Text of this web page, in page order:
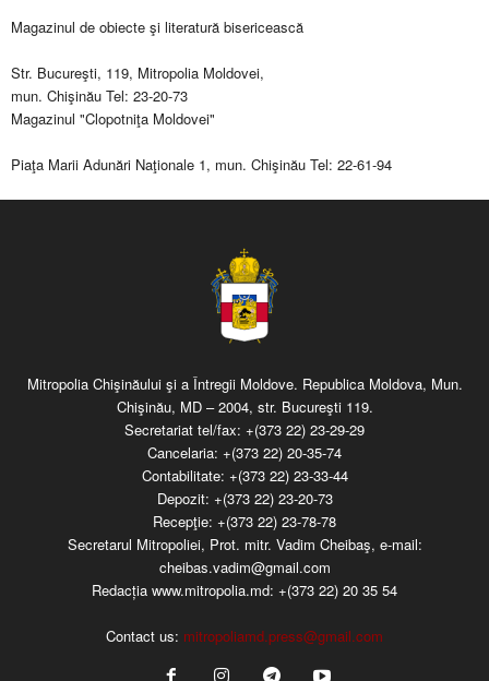
Magazinul de obiecte şi literatură bisericească
Str. Bucureşti, 119, Mitropolia Moldovei,
mun. Chişinău Tel: 23-20-73
Magazinul "Clopotniţa Moldovei"
Piaţa Marii Adunări Naţionale 1, mun. Chişinău Tel: 22-61-94
Mitropolia Chişinăului şi a Întregii Moldove. Republica Moldova, Mun.
Chişinău, MD – 2004, str. Bucureşti 119.
Secretariat tel/fax: +(373 22) 23-29-29
Cancelaria: +(373 22) 20-35-74
Contabilitate: +(373 22) 23-33-44
Depozit: +(373 22) 23-20-73
Recepţie: +(373 22) 23-78-78
Secretarul Mitropoliei, Prot. mitr. Vadim Cheibaş, e-mail:
cheibas.vadim@gmail.com
Redacția www.mitropolia.md: +(373 22) 20 35 54
Contact us: mitropoliamd.press@gmail.com